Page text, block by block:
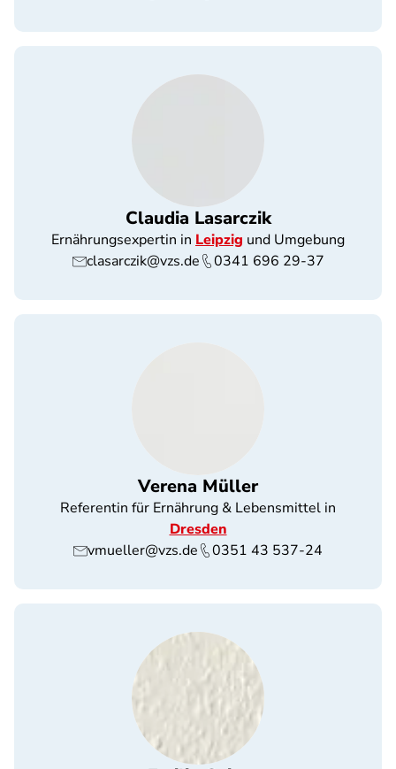
Claudia Lasarczik
Ernährungsexpertin in Leipzig und Umgebung
clasarczik@vzs.de
0341 696 29-37
Verena Müller
Referentin für Ernährung & Lebensmittel in
Dresden
vmueller@vzs.de
0351 43 537-24